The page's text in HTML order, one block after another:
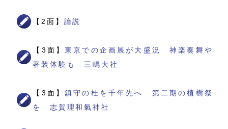
【2面】 論説
【3面】東京での企画展が大盛況 神楽奏舞や
著装体験も 三嶋大社
【3面】鎮守の杜を千年先へ 第二期の植樹祭
を 志賀理和氣神社